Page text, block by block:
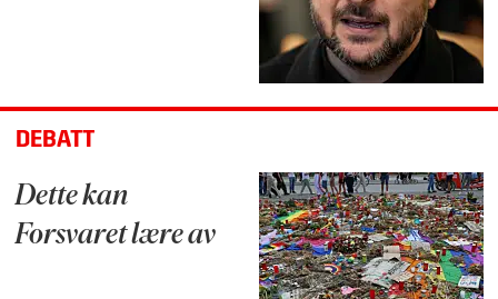
DEBATT
Dette kan
Forsvaret lære av